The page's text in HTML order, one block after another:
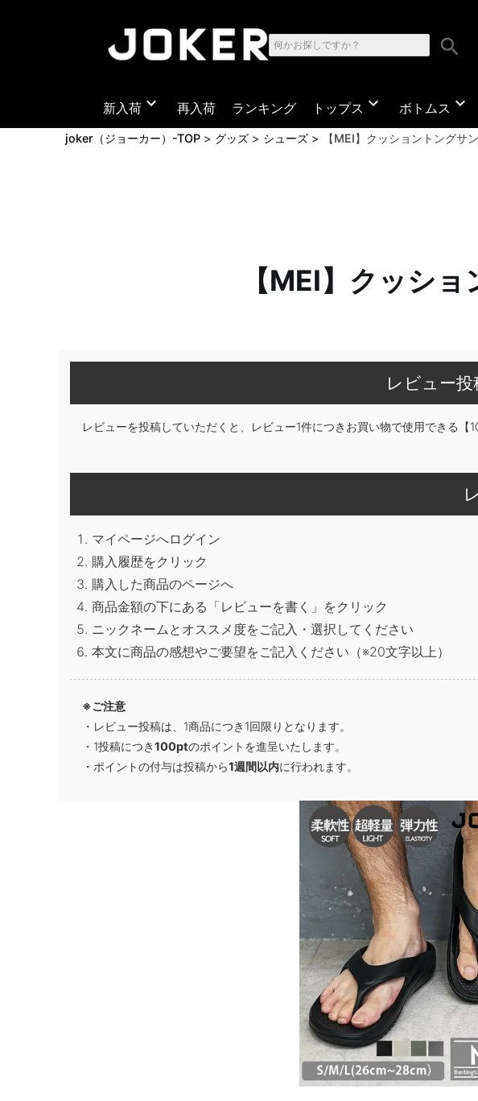
search
新入荷 expand_more 再入荷 ランキング トップス expand_more ボトムス expand_more
joker（ジョーカー）-TOP グッズ シューズ 【MEI】クッショントングサ
【MEI】クッシ
レビュー
レビューを投稿していただくと、レビュー1件につきお買い物で使用できる【
マイページへログイン
購入履歴をクリック
購入した商品のページへ
商品金額の下にある「レビューを書く」をクリック
ニックネームとオススメ度をご記入・選択してください
本文に商品の感想やご要望をご記入ください（※20文字以上）
※ご注意
・レビュー投稿は、1商品につき1回限りとなります。
・1投稿につき100ptのポイントを進呈いたします。
・ポイントの付与は投稿から1週間以内に行われます。